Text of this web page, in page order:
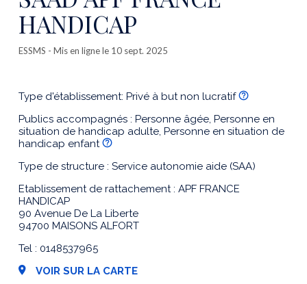
HANDICAP
ESSMS - Mis en ligne le 10 sept. 2025
Type d'établissement: Privé à but non lucratif
Publics accompagnés : Personne âgée, Personne en
situation de handicap adulte, Personne en situation de
handicap enfant
Type de structure : Service autonomie aide (SAA)
Etablissement de rattachement : APF FRANCE
HANDICAP
90 Avenue De La Liberte
94700 MAISONS ALFORT
Tel : 0148537965
VOIR SUR LA CARTE